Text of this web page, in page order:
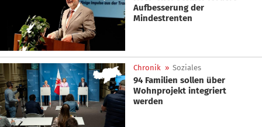
Aufbesserung der
Mindestrenten
Chronik » Soziales
94 Familien sollen über
Wohnprojekt integriert
werden